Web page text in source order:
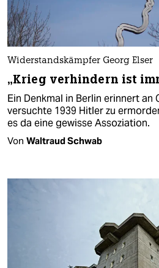
Widerstandskämpfer Georg Elser
„Krieg verhindern ist
Ein Denkmal in Berlin erinnert an
versuchte 1939 Hitler zu
es da eine gewisse Assoziation.
Von Waltraud Schwab